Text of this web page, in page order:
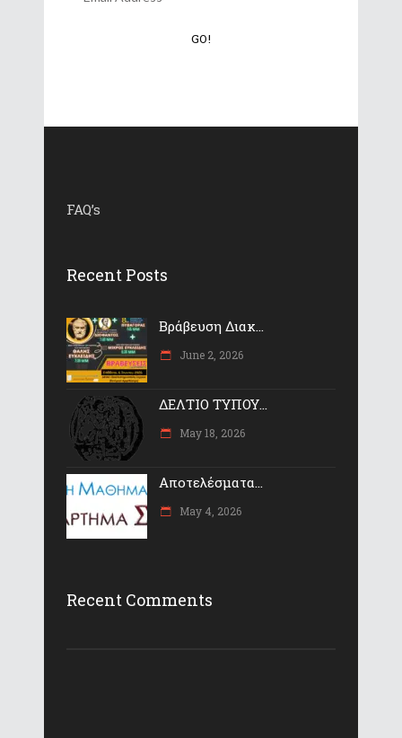
FAQ’s
Recent Posts
Βράβευση Διακ...
June 2, 2026
ΔΕΛΤΙΟ ΤΥΠΟΥ...
May 18, 2026
Αποτελέσματα...
May 4, 2026
Recent Comments